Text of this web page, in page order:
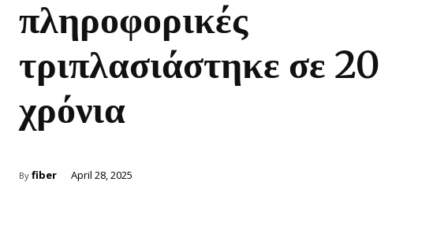
πληροφορικές
τριπλασιάστηκε σε 20
χρόνια
By fiber April 28, 2025